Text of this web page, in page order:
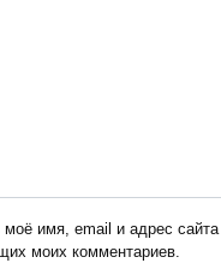
моё имя, email и адрес
моих комментариев.